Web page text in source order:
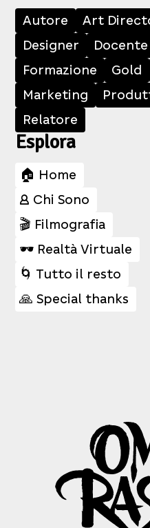
Autore Art
Designer
Docente
Formazione
Gold
Marketing
Relatore
Esplora
🏠 Home
👤 Chi Sono
🎬 Filmografia
🕶️ Realtà Virtuale
🌀 Tutto il resto
🙏 Special thanks